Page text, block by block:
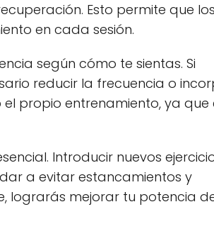
Esto permite que los
en cada sesión.
según cómo te sientas. Si
reducir la frecuencia o
propio entrenamiento, ya que
Introducir nuevos
a evitar estancamientos y
lograrás mejorar tu potencia